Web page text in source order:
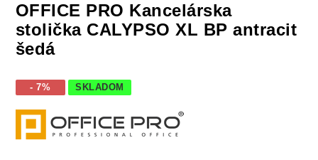
OFFICE PRO Kancelárska
stolička CALYPSO XL BP antracit
šedá
- 7% SKLADOM